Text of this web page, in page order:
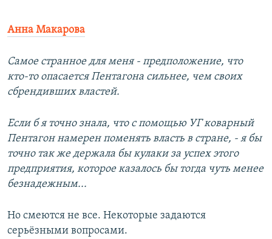
Анна Макарова
Самое странное для меня - предположение, что
кто-то опасается Пентагона сильнее, чем своих
сбрендивших властей.
Если б я точно знала, что с помощью УГ коварный
Пентагон намерен поменять власть в стране, - я бы
точно так же держала бы кулаки за успех этого
предприятия, которое казалось бы тогда чуть менее
безнадежным...
Но смеются не все. Некоторые задаются
серьёзными вопросами.